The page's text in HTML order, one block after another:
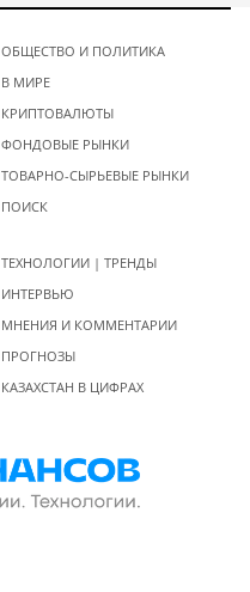
ОБЩЕСТВО И ПОЛИТИКА
В МИРЕ
КРИПТОВАЛЮТЫ
ФОНДОВЫЕ РЫНКИ
ТОВАРНО-СЫРЬЕВЫЕ РЫНКИ
ПОИСК
ТЕХНОЛОГИИ | ТРЕНДЫ
ИНТЕРВЬЮ
МНЕНИЯ И КОММЕНТАРИИ
ПРОГНОЗЫ
КАЗАХСТАН В ЦИФРАХ